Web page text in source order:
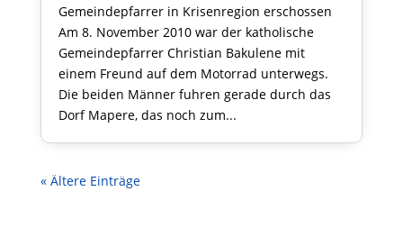
Gemeindepfarrer in Krisenregion erschossen
Am 8. November 2010 war der katholische
Gemeindepfarrer Christian Bakulene mit
einem Freund auf dem Motorrad unterwegs.
Die beiden Männer fuhren gerade durch das
Dorf Mapere, das noch zum...
« Ältere Einträge